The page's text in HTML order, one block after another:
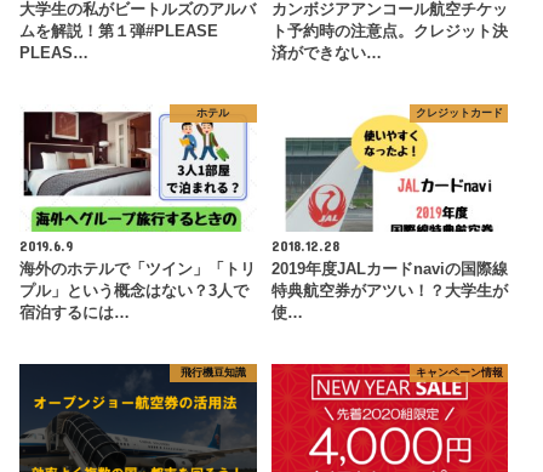
大学生の私がビートルズのアルバ
ムを解説！第１弾#PLEASE
PLEAS…
カンボジアアンコール航空チケッ
ト予約時の注意点。クレジット決
済ができない…
ホテル
2019.6.9
海外のホテルで「ツイン」「トリ
プル」という概念はない？3人で
宿泊するには…
クレジットカード
2018.12.28
2019年度JALカードnaviの国際線
特典航空券がアツい！？大学生が
使…
飛行機豆知識 キャンペーン情報